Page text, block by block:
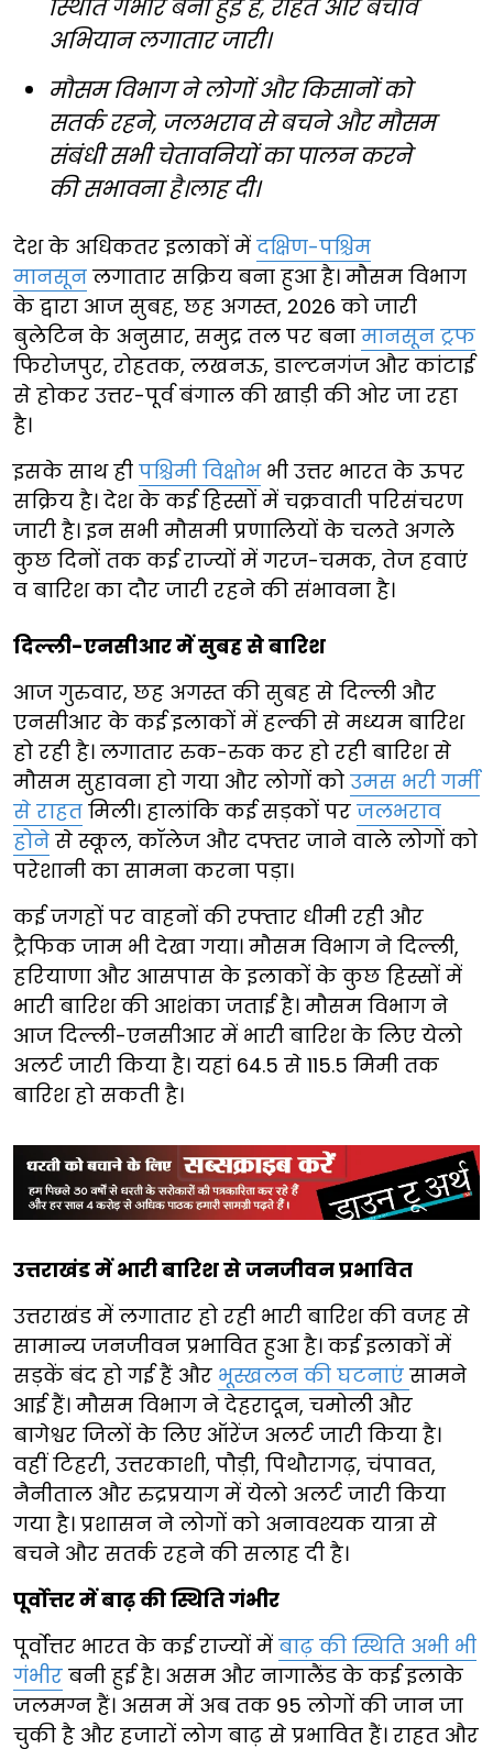
स्थिति गंभीर बनी हुई है, राहत और बचाव
अभियान लगातार जारी।
मौसम विभाग ने लोगों और किसानों को
सतर्क रहने, जलभराव से बचने और मौसम
संबंधी सभी चेतावनियों का पालन करने
की सभावना है।लाह दी।
देश के अधिकतर इलाकों में दक्षिण-पश्चिम
मानसून लगातार सक्रिय बना हुआ है। मौसम विभाग
के द्वारा आज सुबह, छह अगस्त, 2026 को जारी
बुलेटिन के अनुसार, समुद्र तल पर बना मानसून ट्रफ
फिरोजपुर, रोहतक, लखनऊ, डाल्टनगंज और कांटाई
से होकर उत्तर-पूर्व बंगाल की खाड़ी की ओर जा रहा
है।
इसके साथ ही पश्चिमी विक्षोभभी उत्तर भारत के ऊपर
सक्रिय है। देश के कई हिस्सों में चक्रवाती परिसंचरण
जारी है। इन सभी मौसमी प्रणालियों के चलते अगले
कुछ दिनों तक कई राज्यों में गरज-चमक, तेज हवाएं
व बारिश का दौर जारी रहने की संभावना है।
दिल्ली-एनसीआर में सुबह से बारिश
आज गुरुवार, छह अगस्त की सुबह से दिल्ली और
एनसीआर के कई इलाकों में हल्की से मध्यम बारिश
हो रही है। लगातार रुक-रुक कर हो रही बारिश से
मौसम सुहावना हो गया और लोगों को उमस भरी गर्मी
से राहत मिली। हालांकि कई सड़कों पर जलभराव
होने से स्कूल, कॉलेज और दफ्तर जाने वाले लोगों को
परेशानी का सामना करना पड़ा।
कई जगहों पर वाहनों की रफ्तार धीमी रही और
ट्रैफिक जाम भी देखा गया। मौसम विभाग ने दिल्ली,
हरियाणा और आसपास के इलाकों के कुछ हिस्सों में
भारी बारिश की आशंका जताई है। मौसम विभाग ने
आज दिल्ली-एनसीआर में भारी बारिश के लिए येलो
अलर्ट जारी किया है। यहां 64.5 से 115.5 मिमी तक
बारिश हो सकती है।
उत्तराखंड में भारी बारिश से जनजीवन प्रभावित
उत्तराखंड में लगातार हो रही भारी बारिश की वजह से
सामान्य जनजीवन प्रभावित हुआ है। कई इलाकों में
सड़कें बंद हो गई हैं और भूस्खलन की घटनाएं सामने
आई हैं। मौसम विभाग ने देहरादून, चमोली और
बागेश्वर जिलों के लिए ऑरेंज अलर्ट जारी किया है।
वहीं टिहरी, उत्तरकाशी, पौड़ी, पिथौरागढ़, चंपावत,
नैनीताल और रुद्रप्रयाग में येलो अलर्ट जारी किया
गया है। प्रशासन ने लोगों को अनावश्यक यात्रा से
बचने और सतर्क रहने की सलाह दी है।
पूर्वोत्तर में बाढ़ की स्थिति गंभीर
पूर्वोत्तर भारत के कई राज्यों में बाढ़ की स्थिति अभी भी
गंभीर बनी हुई है। असम और नागालैंड के कई इलाके
जलमग्न हैं। असम में अब तक 95 लोगों की जान जा
चुकी है और हजारों लोग बाढ़ से प्रभावित हैं। राहत और